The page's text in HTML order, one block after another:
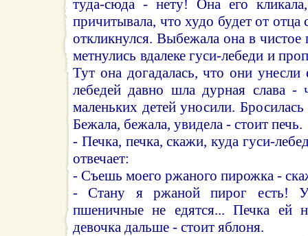
туда-сюда - нету! Она его кликала,
причитывала, что худо будет от отца
откликнулся. Выбежала она в чистое
метнулись вдалеке гуси-лебеди и
Тут она догадалась, что они унесли
лебедей давно шла дурная слава -
маленьких детей уносили.
Бежала, бежала, увидела - стоит печь.
- Печка, печка, скажи, куда гуси-
отвечает:
- Съешь моего ржаного пирожка -
- Стану я ржаной пирог есть!
пшеничные не едятся... Печка ей
девочка дальше - стоит яблоня.